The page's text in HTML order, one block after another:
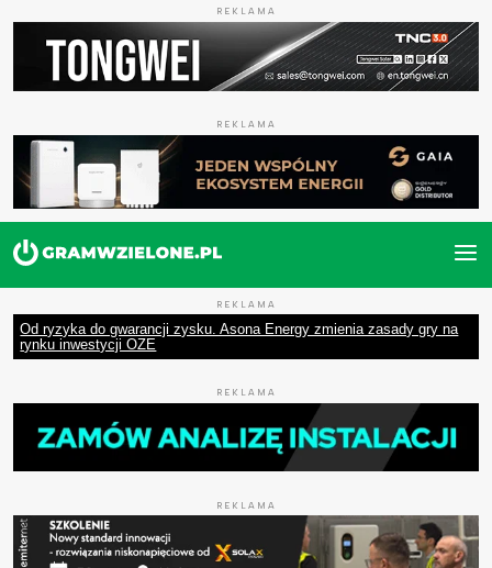
REKLAMA
REKLAMA
REKLAMA
Od ryzyka do gwarancji zysku. Asona Energy zmienia zasady gry na
rynku inwestycji OZE
REKLAMA
REKLAMA